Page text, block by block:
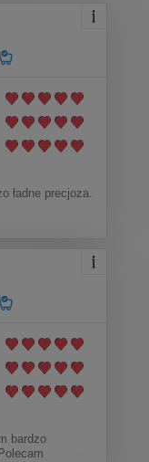
ładne precjoza.
bardzo